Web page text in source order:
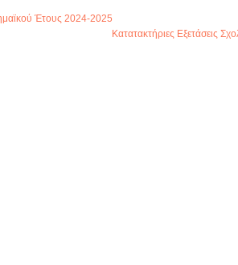
Έτους 2024-2025
Κατατακτήριες Εξετάσεις